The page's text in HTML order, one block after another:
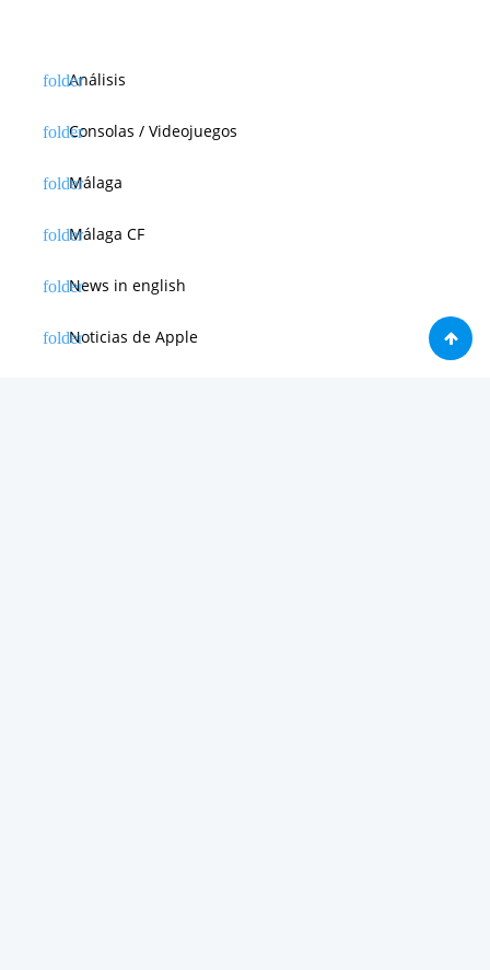
Análisis
Consolas / Videojuegos
Málaga
Málaga CF
News in english
Noticias de Apple